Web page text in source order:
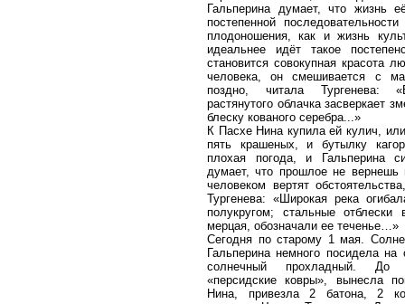
Гальперина думает, что жизнь
постепенной
плодоношения, как и жизнь
идеальнее идёт такое
становится совокупная красота
человека, он смешивается с
поздно, читала Тургенева:
растянутого облачка засверкает
блеску кованого серебра...»
К Пасхе Нина купила ей кулич,
пять крашеных, и бутылку
плохая погода, и Гальперина
думает, что прошлое не
человеком вертят
Тургенева: «Широкая река
полукругом; стальные
мерцая, обозначали ее теченье…»
Сегодня по старому 1 мая.
Гальперина немного посидела
солнечный прохладный. До
«персидские ковры», вынесла
Нина, привезла 2 батона, 2